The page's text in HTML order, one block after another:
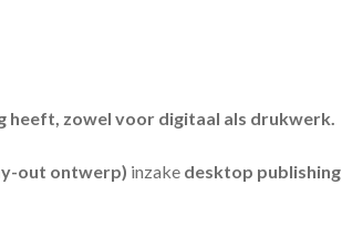
heeft, zowel voor digitaal als drukwerk.
out ontwerp) inzake desktop publishing